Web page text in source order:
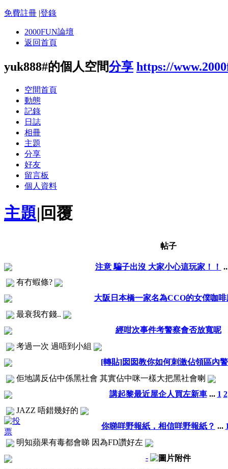
免費註冊 |登錄
2000FUN論壇
返回首頁
yuk888#的個人空間分享 https://
空間首頁
動態
記錄
日誌
相冊
主題
分享
好友
留言板
個人資料
主題| 回覆
帖子
注意 騙子出沒 大家小心這玩家！！
有冇蝦條?
大阪日本橋一家名為CCO的女僕咖啡
最衰我冇錢..
經咁次事件考警察會否放寬呢
考過一次 過唔到小組
[轉貼]囡囡教你如何刺激佔領區內
佢地講反佔中係黑社會 其實佔中咪一樣大把黑社會喇
講起黎最近屋企人買左新車 ... 1 2
JAZZ 唔錯幾好的
你睇咩野報紙，相信咩野報紙？ ...
明知蘋果有毒都會睇 因為FD讚好左
-